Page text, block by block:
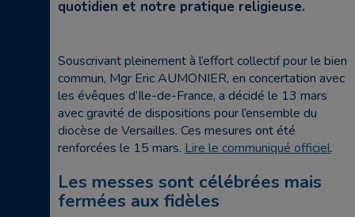
quotidien et notre pratique religieuse.
Souscrivant pleinement à l’effort collectif pour le bien
commun, Mgr Eric AUMONIER, en concertation avec
les évêques d’Ile-de-France, a décidé le 13 mars
avec gravité de dispositions pour l’ensemble du
diocèse de Versailles. Ces mesures ont été
renforcées le 15 mars. Lire le communiqué officiel.
Les messes sont célébrées mais
fermées aux fidèles